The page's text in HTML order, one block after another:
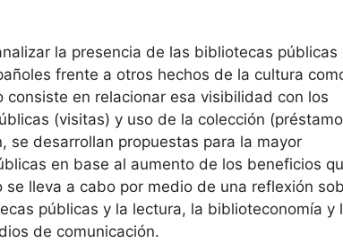
la presencia de las bibliotecas públicas
frente a otros hechos de la cultura
en relacionar esa visibilidad con los
(visitas) y uso de la colección
se desarrollan propuestas para la mayor
en base al aumento de los beneficios
lleva a cabo por medio de una reflexión
públicas y la lectura, la biblioteconomía y
de comunicación.